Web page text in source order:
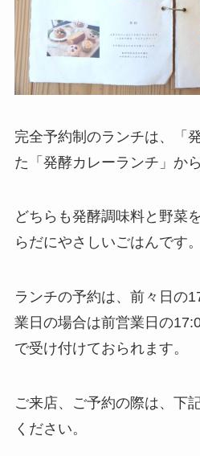
完全予約制のランチは、「
た「発酵カレーランチ」か
どちらも発酵調味料と野菜
らだにやさしいごはんです。
ランチの予約は、前々日の
業日の場合は前営業日の
で受け付けておられます。
ご来店、ご予約の際は、下
ください。